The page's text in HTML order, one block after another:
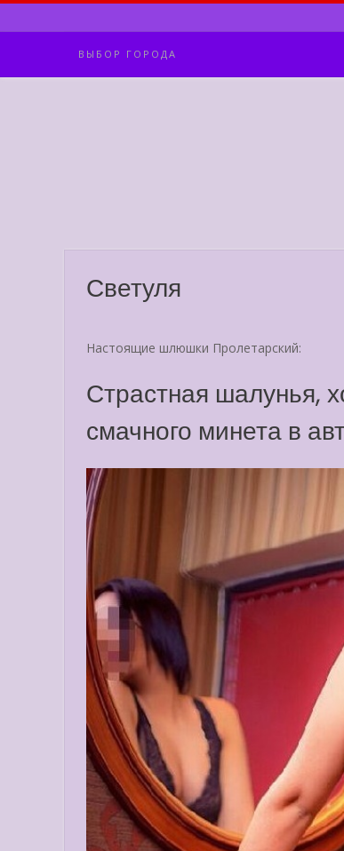
Skip
to
ВЫБОР ГОРОДА
Светуля
Настоящие шлюшки Пролетарский:
Страстная шалунья,
смачного минета в